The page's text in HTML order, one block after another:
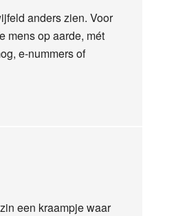
anders zien. Voor
mens op aarde, mét
e-nummers of
een kraampje waar